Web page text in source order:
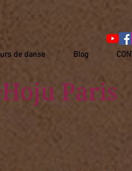
de danse Blog
Paris